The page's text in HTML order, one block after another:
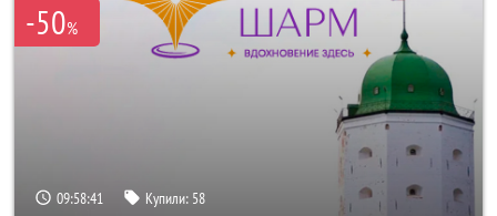
-50%
09:58:40 Купили: 58